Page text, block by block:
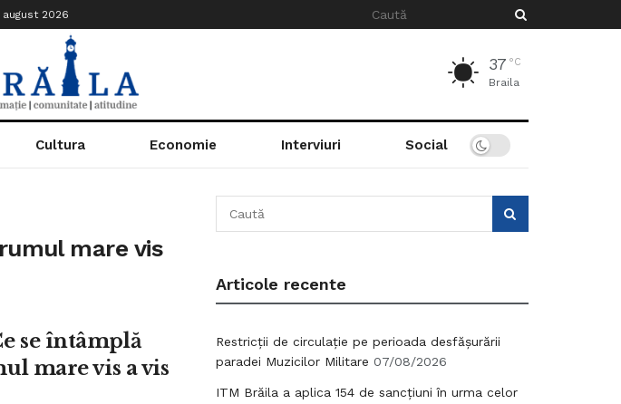
august 2026
37 °C
Braila
Cultura Economie Interviuri Social
mare vis
se întâmplă
mare vis a vis
Articole recente
Restricții de circulație pe perioada desfășurării
paradei Muzicilor Militare 07/08/2026
ITM Brăila a aplica 154 de sancțiuni în urma celor